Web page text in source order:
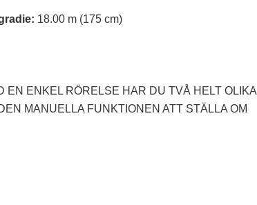
18.00 m (175 cm)
EN ENKEL RÖRELSE HAR DU TVÅ HELT OLIKA
MANUELLA FUNKTIONEN ATT STÄLLA OM